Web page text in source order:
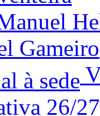
Gameiro
26/27